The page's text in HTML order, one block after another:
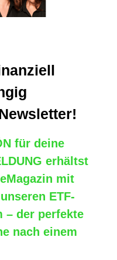
für deine
erhältst
mit
unseren ETF-
– der perfekte
nach einem